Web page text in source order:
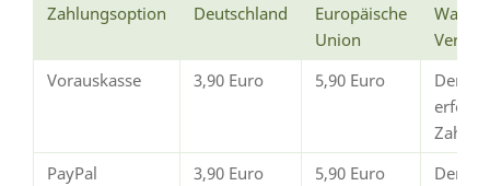
Zahlungsoption Deutschland
Europäische
Union
Wann
Vorauskasse
3,90 Euro 5,90 Euro
Der
erfolgt
PayPal
3,90 Euro 5,90 Euro
Der